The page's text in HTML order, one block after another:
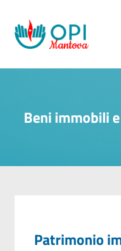
Beni immobili
Patrimonio